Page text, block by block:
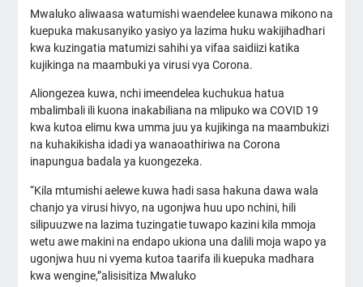
Mwaluko aliwaasa watumishi waendelee kunawa mikono na
kuepuka makusanyiko yasiyo ya lazima huku wakijihadhari
kwa kuzingatia matumizi sahihi ya vifaa saidiizi katika
kujikinga na maambuki ya virusi vya Corona.
Aliongezea kuwa, nchi imeendelea kuchukua hatua
mbalimbali ili kuona inakabiliana na mlipuko wa COVID 19
kwa kutoa elimu kwa umma juu ya kujikinga na maambukizi
na kuhakikisha idadi ya wanaoathiriwa na Corona
inapungua badala ya kuongezeka.
“Kila mtumishi aelewe kuwa hadi sasa hakuna dawa wala
chanjo ya virusi hivyo, na ugonjwa huu upo nchini, hili
silipuuzwe na lazima tuzingatie tuwapo kazini kila mmoja
wetu awe makini na endapo ukiona una dalili moja wapo ya
ugonjwa huu ni vyema kutoa taarifa ili kuepuka madhara
kwa wengine,”alisisitiza Mwaluko